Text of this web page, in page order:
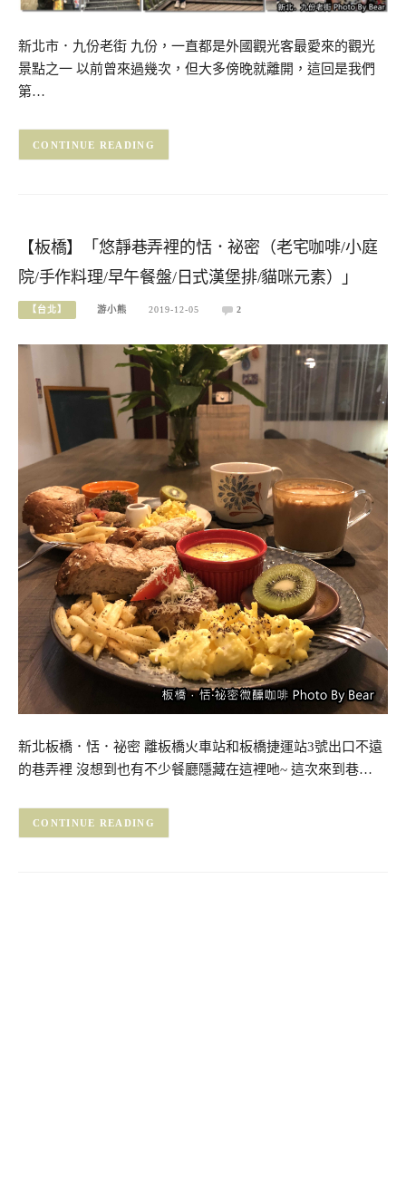
新北市．九份老街 九份，一直都是外國觀光客最愛來的觀光
景點之一 以前曾來過幾次，但大多傍晚就離開，這回是我們
第…
CONTINUE READING
【板橋】「悠靜巷弄裡的恬．祕密（老宅咖啡/小庭
院/手作料理/早午餐盤/日式漢堡排/貓咪元素）」
【台北】 游小熊 2019-12-05 2
新北板橋．恬．祕密 離板橋火車站和板橋捷運站3號出口不遠
的巷弄裡 沒想到也有不少餐廳隱藏在這裡吔~ 這次來到巷…
CONTINUE READING